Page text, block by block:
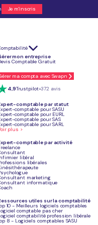
Je m'inscris
mon entreprise
Comptable Gratuit
ma compta avec Swapn
4,9Trustpilot+372 avis
comptable par statut
comptable pour SASU
comptable pour EURL
comptable pour SAS
comptable pour SARL
plus >
comptable par activité
libéral
libérales
marketing
informatique
utiles sur la comptabilité
10 - Meilleurs logiciels comptables
comptable pas cher
comptabilité profession libérale
8 - Logiciels comptables SASU
à l’entreprise individuelle (EI)
simplifiée, idéale pour se lancer seul.
comme dans une société (SAS,
la responsabilité de l’entrepreneur à
et de franchise de TVA, mais il
mais avec la possibilité d’y